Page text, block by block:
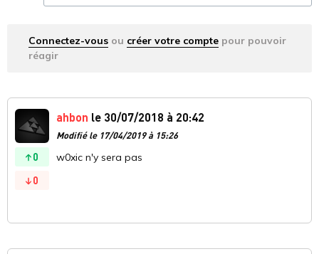
Connectez-vous ou créer votre compte pour pouvoir
réagir
0
0
ahbon le 30/07/2018 à 20:42
Modifié le 17/04/2019 à 15:26
w0xic n'y sera pas